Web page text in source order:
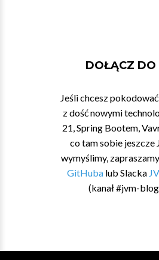
DOŁĄCZ DO
Jeśli chcesz
z dość nowymi
21, Spring Bootem,
co tam sobie jeszcze
wymyślimy,
GitHubalub Slacka
(kanał #jvm-